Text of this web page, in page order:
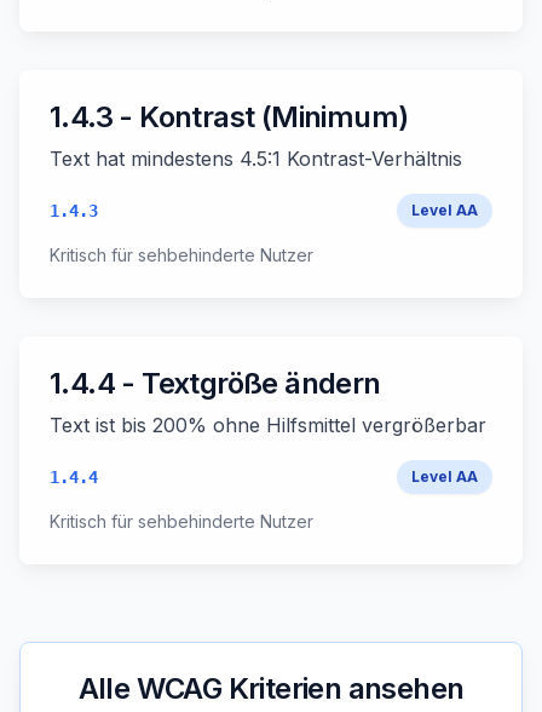
1.4.3 - Kontrast (Minimum)
Text hat mindestens 4.5:1 Kontrast-Verhältnis
1.4.3 Level AA
Kritisch für sehbehinderte Nutzer
1.4.4 - Textgröße ändern
Text ist bis 200% ohne Hilfsmittel vergrößerbar
1.4.4 Level AA
Kritisch für sehbehinderte Nutzer
Alle WCAG Kriterien ansehen